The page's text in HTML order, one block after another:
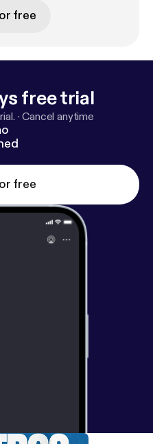
free
free trial
·Cancel anytime
free